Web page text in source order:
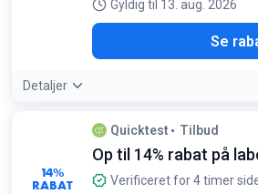
Gyldig til 13. aug. 2026
Se
Detaljer
14%
RABAT
Quicktest Tilbud
Op til 14% rabat på
Verificeret for 4 timer